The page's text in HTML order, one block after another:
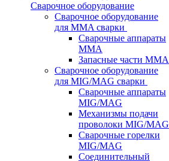
Сварочное оборудование
Сварочное оборудование
для MMA сварки
Сварочные аппараты
MMA
Запасные части MMA
Сварочное оборудование
для MIG/MAG сварки
Сварочные аппараты
MIG/MAG
Механизмы подачи
проволоки MIG/MAG
Сварочные горелки
MIG/MAG
Соединительный